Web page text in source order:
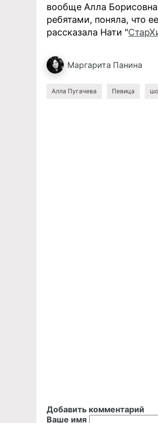
вообще Алла
ребятами, поняла, что
рассказала Нати "
Маргарита Панина
Алла Пугачева Певица
Добавить комментарий
Ваше имя